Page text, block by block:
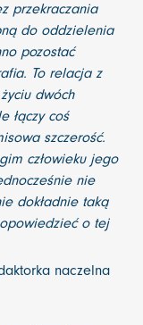
przekraczania
do oddzielenia
pozostać
To relacja z
dwóch
łączy coś
szczerość.
człowieku jego
nie
dokładnie taką
o tej
naczelna